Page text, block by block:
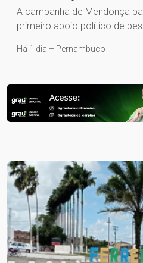
A campanha de Mendonça
primeiro apoio político de
Há 1 dia – Pernambuco